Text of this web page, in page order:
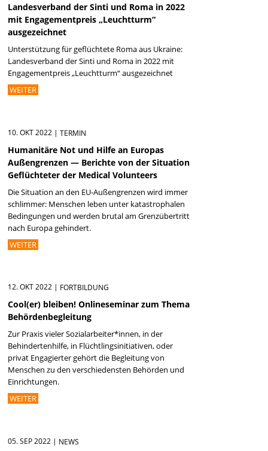
Landesverband der Sinti und Roma in 2022
mit Engagementpreis „Leuchtturm“
ausgezeichnet
Unterstützung für geflüchtete Roma aus Ukraine:
Landesverband der Sinti und Roma in 2022 mit
Engagementpreis „Leuchtturm“ ausgezeichnet
WEITER
10. OKT 2022 | TERMIN
Humanitäre Not und Hilfe an Europas
Außengrenzen — Berichte von der Situation
Geflüchteter der Medical Volunteers
Die Situation an den EU-Außengrenzen wird immer
schlimmer: Menschen leben unter katastrophalen
Bedingungen und werden brutal am Grenzübertritt
nach Europa gehindert.
WEITER
12. OKT 2022 | FORTBILDUNG
Cool(er) bleiben! Onlineseminar zum Thema
Behördenbegleitung
Zur Praxis vieler Sozialarbeiter*innen, in der
Behindertenhilfe, in Flüchtlingsinitiativen, oder
privat Engagierter gehört die Begleitung von
Menschen zu den verschiedensten Behörden und
Einrichtungen.
WEITER
05. SEP 2022 | NEWS